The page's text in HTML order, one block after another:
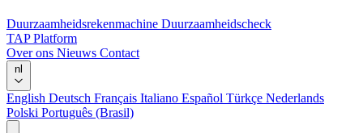
Duurzaamheidsrekenmachine Duurzaamheidscheck
TAP Platform
Over ons Nieuws Contact
nl
English Deutsch Français Italiano Español Türkçe Nederlands
Polski Português (Brasil)